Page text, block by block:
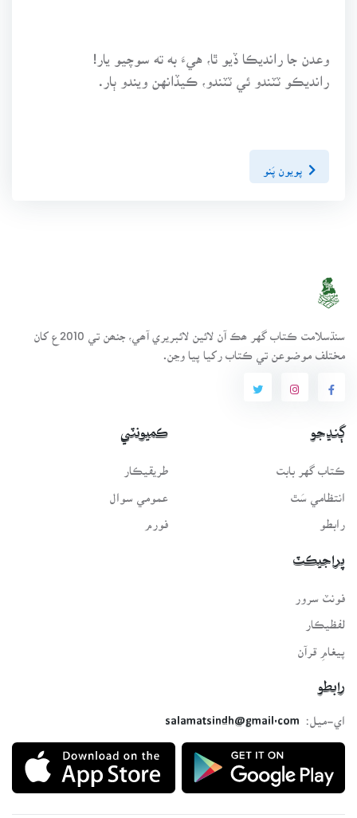
وعدن جا رانديڪا ڏيو ٿا، هيءَ به ته سوچيو يار!
رانديڪو ٽٽندو ئي ٽٽندو، ڪيڏانهن ويندو ٻار.
پويون پَنو
سنڌسلامت ڪتاب گهر ھڪ آن لائين لائبريري آھي، جنھن تي 2010ع کان
مختلف موضوعن تي ڪتاب رکيا پيا وڃن.
ڳنڍجو
ڪتاب گهر بابت
انتظامي سَٿ
رابطو
ڪميونٽي
طريقيڪار
عمومي سوال
فورم
پراجيڪٽ
لفظيڪار
پيغامِ قرآن
رابطو
اي-ميل:
salamatsindh@gmail.com